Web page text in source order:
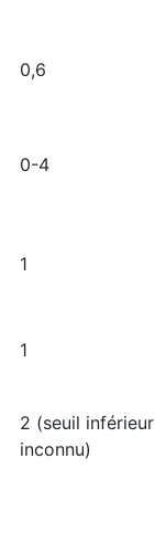
0,6
0-4
1
1
2 (seuil inférieur
inconnu)